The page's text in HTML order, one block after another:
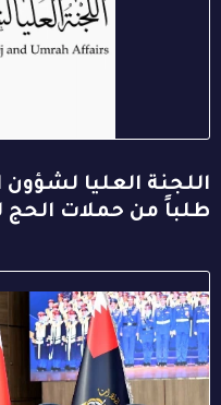
طلباً من حملات الحج